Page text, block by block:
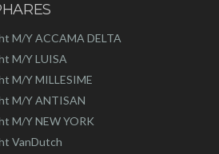
M/Y ACCAMA DELTA
M/Y LUISA
M/Y MILLESIME
M/Y ANTISAN
M/Y NEW YORK
VanDutch